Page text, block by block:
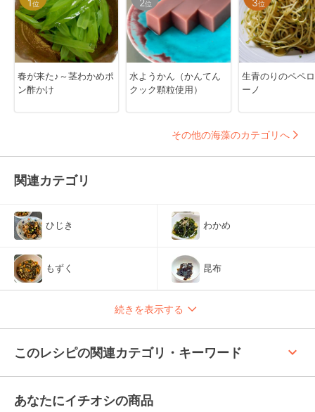
位
春が来た♪～茎わかめポ
ン酢かけ
位
水ようかん（かんてん
クック顆粒使用）
位
生青のりのペペ
ーノ
その他の海藻のカテゴリへ
関連カテゴリ
ひじき わかめ
もずく 昆布
続きを表示する
このレシピの関連カテゴリ・キーワード keyboard_arrow_up
あなたにイチオシの商品